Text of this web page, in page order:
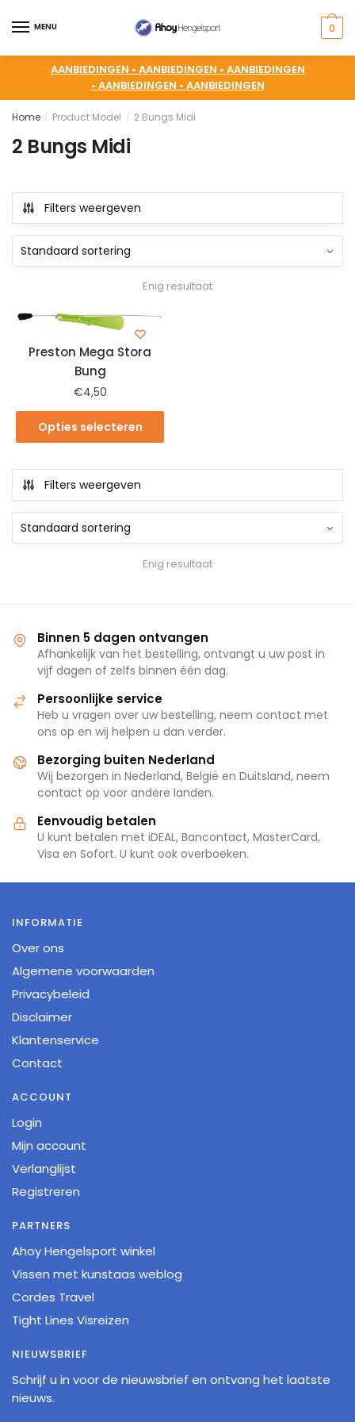
MENU 0
AANBIEDINGEN • AANBIEDINGEN • AANBIEDINGEN
• AANBIEDINGEN • AANBIEDINGEN
Home / Product Model / 2 Bungs Midi
2 Bungs Midi
Filters weergeven
Enig resultaat
Preston Mega Stora
Bung
€4,50
Opties selecteren
Filters weergeven
Enig resultaat
Binnen 5 dagen ontvangen
Afhankelijk van het bestelling, ontvangt u uw post in
vijf dagen of zelfs binnen één dag.
Persoonlijke service
Heb u vragen over uw bestelling, neem contact met
ons op en wij helpen u dan verder.
Bezorging buiten Nederland
Wij bezorgen in Nederland, België en Duitsland, neem
contact op voor andere landen.
Eenvoudig betalen
U kunt betalen met iDEAL, Bancontact, MasterCard,
Visa en Sofort. U kunt ook overboeken.
INFORMATIE
Over ons
Algemene voorwaarden
Privacybeleid
Disclaimer
Klantenservice
Contact
ACCOUNT
Login
Mijn account
Verlanglijst
Registreren
PARTNERS
Ahoy Hengelsport winkel
Vissen met kunstaas weblog
Cordes Travel
Tight Lines Visreizen
NIEUWSBRIEF
Schrijf u in voor de nieuwsbrief en ontvang het laatste
nieuws.